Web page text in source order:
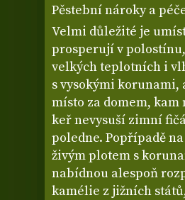
Pěstební nároky a
Velmi důležité je
prosperují v
velkých teplotních i
s vysokými korunami,
místo za domem,
keř nevysuší zimní
poledne. Popřípadě
živým plotem s
nabídnou alespoň
kamélie z jižních